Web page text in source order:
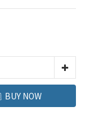
BUY NOW